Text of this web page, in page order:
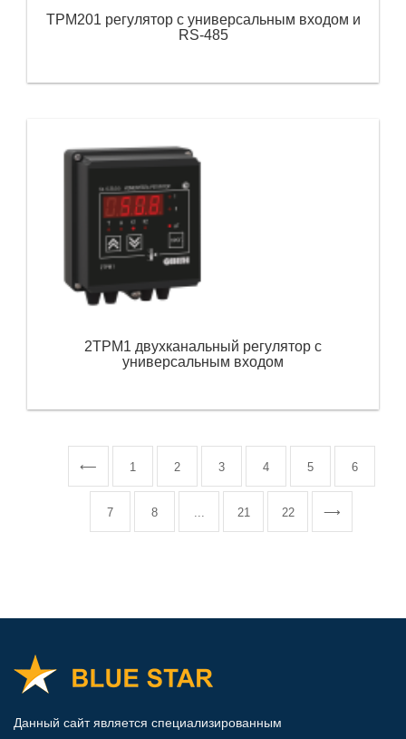
ТРМ201 регулятор с универсальным входом и
RS-485
2ТРМ1 двухканальный регулятор с
универсальным входом
⟵ 1 2 3 4 5 6
7 8 ... 21 22 ⟶
Данный сайт является специализированным